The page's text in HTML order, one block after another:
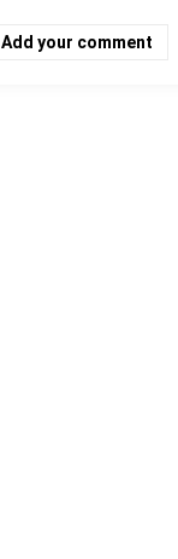
Add your comment